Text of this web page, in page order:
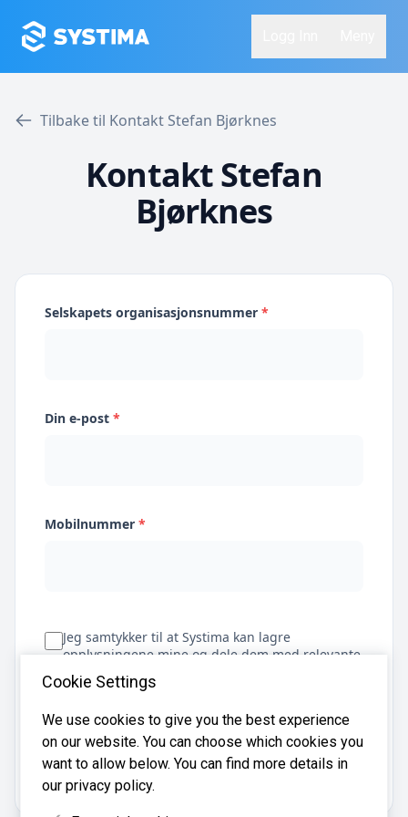
Tilbake til Kontakt Stefan Bjørknes
Kontakt Stefan
Bjørknes
Selskapets organisasjonsnummer *
Din e-post *
Mobilnummer *
Jeg samtykker til at Systima kan lagre
opplysningene mine og dele dem med relevante
regnskapsbyråer for å hjelpe meg å finne
regnskapsfører
Få tilbud
Cookie Settings
We use cookies to give you the best experience
on our website. You can choose which cookies you
want to allow below. You can find more details in
our privacy policy.